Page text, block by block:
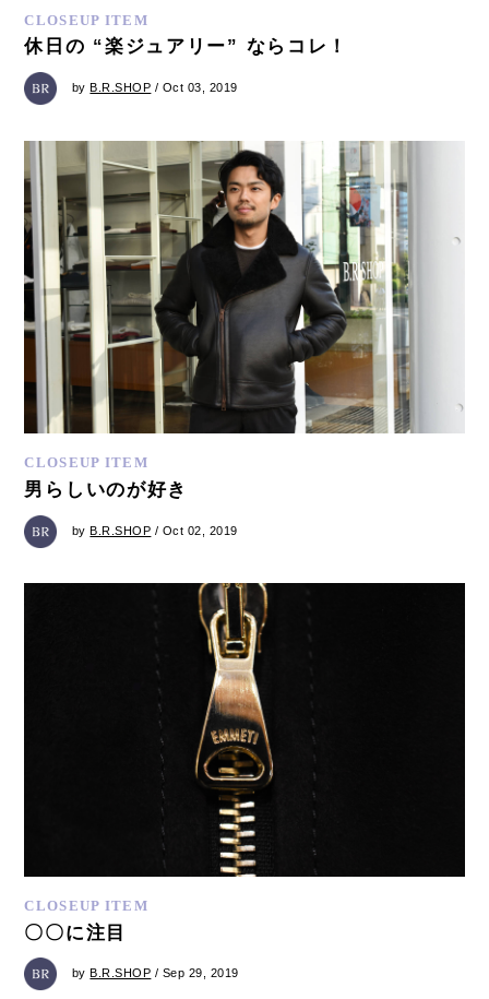
CLOSEUP ITEM
休日の “楽ジュアリー” ならコレ！
byB.R.SHOP / Oct 03, 2019
CLOSEUP ITEM
男らしいのが好き
byB.R.SHOP / Oct 02, 2019
CLOSEUP ITEM
〇〇に注目
by B.R.SHOP / Sep 29, 2019